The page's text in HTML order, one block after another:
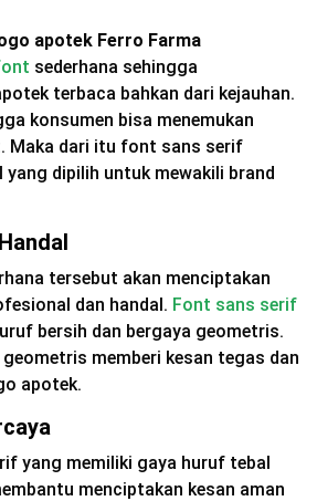
apotek Ferro Farma
sederhana sehingga
terbaca bahkan dari kejauhan.
konsumen bisa menemukan
Maka dari itu font sans serif
dipilih untuk mewakili brand
tersebut akan menciptakan
dan handal. Font sans serif
bersih dan bergaya geometris.
memberi kesan tegas dan
apotek.
yang memiliki gaya huruf tebal
menciptakan kesan aman